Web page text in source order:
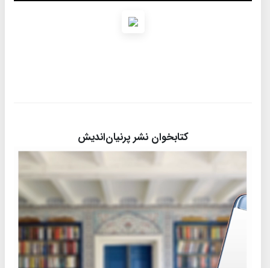
کتابخوان نشر پرنیان‌اندیش